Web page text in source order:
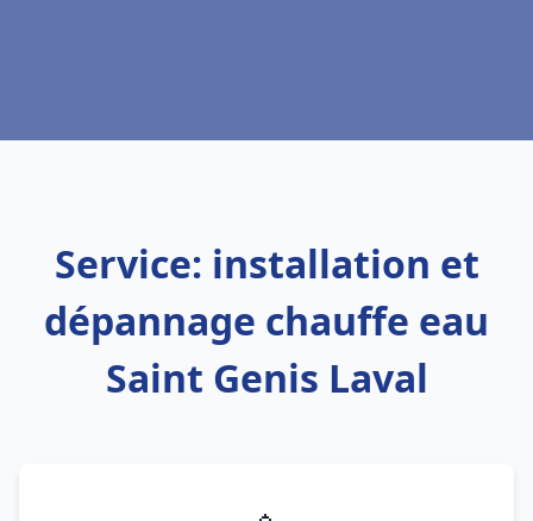
Service: installation et
dépannage chauffe eau
Saint Genis Laval